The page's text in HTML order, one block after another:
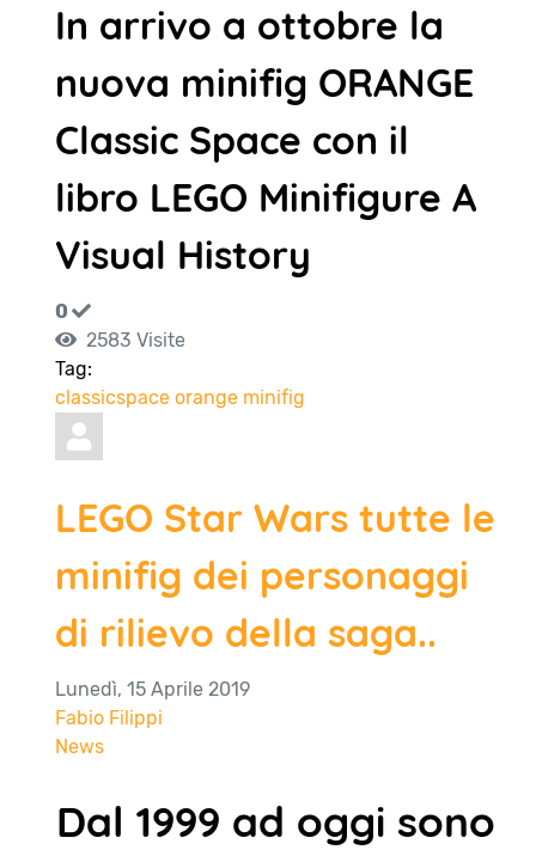
In arrivo a ottobre la
nuova minifig ORANGE
Classic Space con il
libro LEGO Minifigure A
Visual History
0
2583 Visite
Tag:
classicspace orange minifig
LEGO Star Wars tutte le
minifig dei personaggi
di rilievo della saga..
Lunedì, 15 Aprile 2019
Fabio Filippi
News
Dal 1999 ad oggi sono